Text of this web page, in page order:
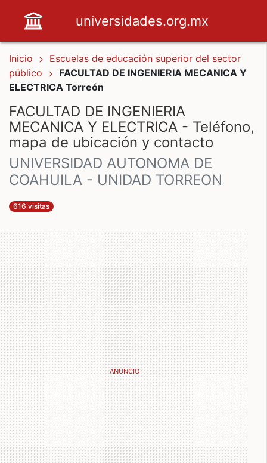
universidades.org.mx
Inicio
Escuelas de educación superior del sector
público
FACULTAD DE INGENIERIA MECANICA Y
ELECTRICA Torreón
FACULTAD DE INGENIERIA
MECANICA Y ELECTRICA - Teléfono,
mapa de ubicación y contacto
UNIVERSIDAD AUTONOMA DE
COAHUILA - UNIDAD TORREON
616 visitas